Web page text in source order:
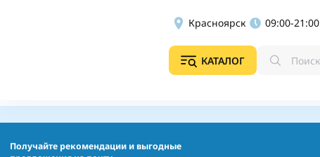
Красноярск 09:00-21:00
КАТАЛОГ
Получайте рекомендации и выгодные